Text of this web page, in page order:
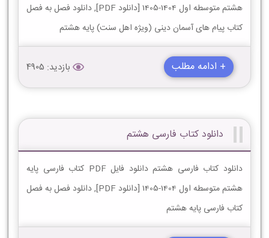
هشتم متوسطه اول 1404-1405 [دانلود PDF], دانلود فصل به فصل
کتاب پیام های آسمان دینی (ویژه اهل سنت) پایه هشتم
+ ادامه مطلب بازدید: 4905
دانلود کتاب فارسی هشتم
دانلود کتاب فارسی هشتم دانلود فایل PDF کتاب فارسی پایه
هشتم متوسطه اول 1404-1405 [دانلود PDF], دانلود فصل به فصل
کتاب فارسی پایه هشتم